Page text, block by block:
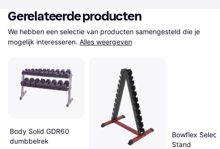
Gerelateerde producten
We hebben een selectie van producten samengesteld die je
mogelijk interesseren. Alles weergeven
Body Solid GDR60
dumbbelrek
Bowflex
Stand